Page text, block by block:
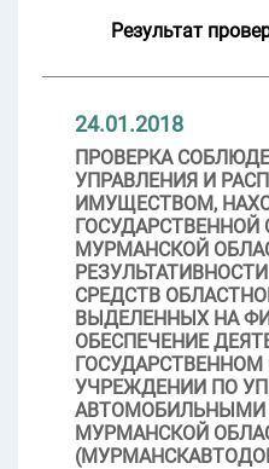
Результат
24.01.2018
ПРОВЕРКА
УПРАВЛЕНИЯ И
ИМУЩЕСТВОМ,
ГОСУДАРСТВЕННОЙ
МУРМАНСКОЙ
СРЕДСТВ
ВЫДЕЛЕННЫХ НА
ОБЕСПЕЧЕНИЕ
УЧРЕЖДЕНИИ ПО
АВТОМОБИЛЬНЫМИ
МУРМАНСКОЙ